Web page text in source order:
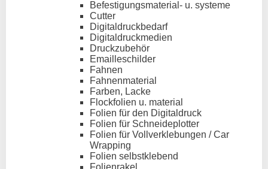
Befestigungsmaterial- u. systeme
Cutter
Digitaldruckbedarf
Digitaldruckmedien
Druckzubehör
Emailleschilder
Fahnen
Fahnenmaterial
Farben, Lacke
Flockfolien u. material
Folien für den Digitaldruck
Folien für Schneideplotter
Folien für Vollverklebungen / Car
Wrapping
Folien selbstklebend
Folienrakel